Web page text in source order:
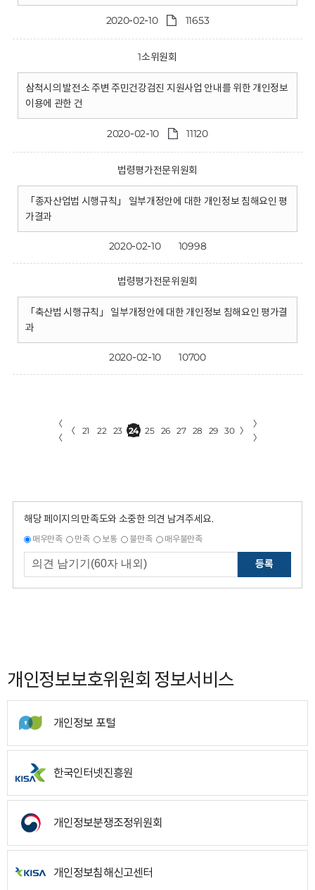
2020-02-10 11653
1소위원회
삼척시의 발전소 주변 주민건강검진 지원사업 안내를 위한 개인정보
이용에 관한 건
2020-02-10 11120
법령평가전문위원회
「종자산업법 시행규칙」 일부개정안에 대한 개인정보 침해요인 평
가결과
2020-02-10 10998
법령평가전문위원회
「축산법 시행규칙」 일부개정안에 대한 개인정보 침해요인 평가결
과
2020-02-10 10700
〈
〈
〈 21 22 23 24 25 26 27 28 29 30 〉
〉
〉
해당 페이지의 만족도와 소중한 의견 남겨주세요.
매우만족 만족 보통 불만족 매우불만족
등록
개인정보보호위원회 정보서비스
개인정보 포털
한국인터넷진흥원
개인정보분쟁조정위원회
개인정보침해신고센터